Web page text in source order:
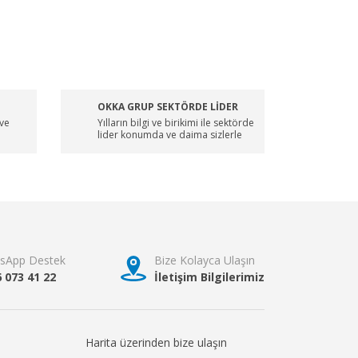
OKKA GRUP SEKTÖRDE LİDER
Yılların bilgi ve birikimi ile sektörde
lider konumda ve daima sizlerle
Destek
073 41 22
Bize Kolayca Ulaşın
İletişim Bilgilerimiz
Harita üzerinden bize ulaşın